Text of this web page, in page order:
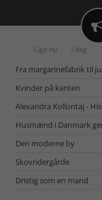
Lige nu I dag
Fra margarinefabrik til
Kvinder på kanten
Alexandra Kollontaj -
Husmænd i Danmark
Den moderne by
Skovridergårde
Dristig som en mand